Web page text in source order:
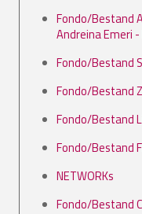
Fondo/Bestand
Andreina Emeri
Fondo/Bestand
Fondo/Bestand
Fondo/Bestand
Fondo/Bestand
NETWORKs
Fondo/Bestand